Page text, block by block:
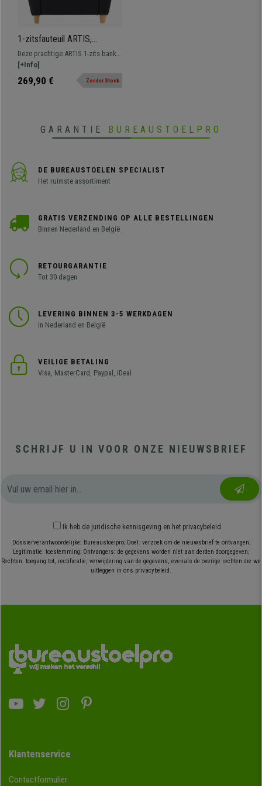
1-zitsfauteuil ARTIS,
Prachtig Elegant Ontwerp,
Comfortabel en Veelzijdig,
Deze prachtige ARTIS 1-zits bank
is perfect als u op zoek bent naar
een klassiek, veelzijdig en
comfortabel model voor uw
[+Info]
269,90 € Zonder Stock
GARANTIE BUREAUSTOELPRO
DE BUREAUSTOELEN SPECIALIST
Het ruimste assortiment
GRATIS VERZENDING OP ALLE BESTELLINGEN
Binnen Nederland en België
RETOURGARANTIE
Tot 30 dagen
LEVERING BINNEN 3-5 WERKDAGEN
in Nederland en België
VEILIGE BETALING
Visa, MasterCard, Paypal, iDeal
SCHRIJF U IN VOOR ONZE NIEUWSBRIEF
Ik heb de juridische kennisgeving en het privacybeleid
Dossierverantwoordelijke: Bureaustoelpro; Doel: verzoek om de nieuwsbrief te ontvangen;
Legitimatie: toestemming; Ontvangers: de gegevens worden niet aan derden doorgegeven;
Rechten: toegang tot, rectificatie, verwijdering van de gegevens, evenals de overige rechten die we
uitleggen in ons privacybeleid.
Klantenservice
Contactformulier